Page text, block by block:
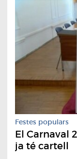
Festes populars
El Carnaval
ja té cartell